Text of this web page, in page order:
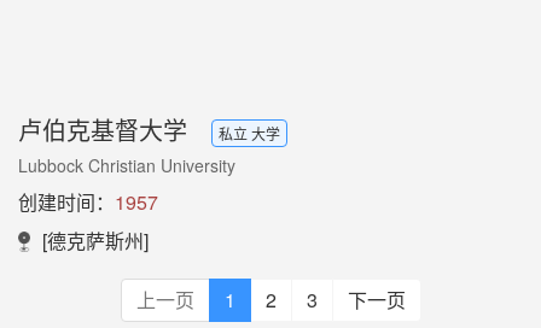
卢伯克基督大学 私立 大学
Lubbock Christian University
创建时间： 1957
[德克萨斯州]
上一页 1 2 3 下一页